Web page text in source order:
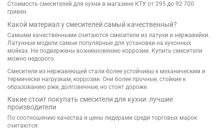
Стоимость смесителей для кухни в магазине КТУ от 295 до 92 700
гривен.
Какой материал у смесителей самый качественный?
Самыми качественными считаются смесители из латуни и нержавейки.
Латунные модели самые популярные для установки на кухонных
мойках. Не подвержены возникновению коррозии. Купить смесители
можно недорого.
Смесители из нержавеющей стали более устойчивы к механическим и
термически нагрузкам, коррозии. Они более прочные, стойкие к
образованию ржи, долговечные, но стоят дороже.
Какие стоит покупать смесители для кухни: лучшие
производители
По соотношению качества и цены лидерами среди торговых марок
считаются: